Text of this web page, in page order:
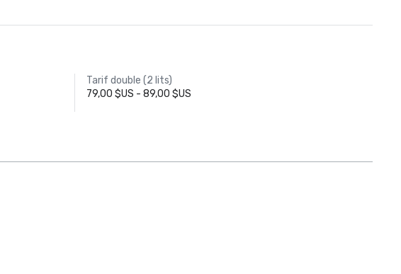
Tarif double (2 lits)
79,00 $US - 89,00 $US